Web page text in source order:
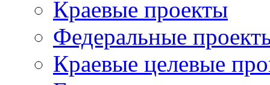
Краевые проекты
Федеральные
Краевые целевые